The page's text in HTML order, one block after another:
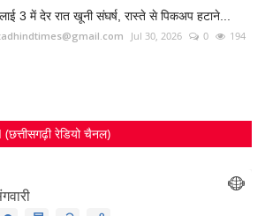
3 में देर रात खूनी संघर्ष, रास्ते से पिकअप हटाने...
Jul 30, 2026 0 194
रेडियो चैनल)